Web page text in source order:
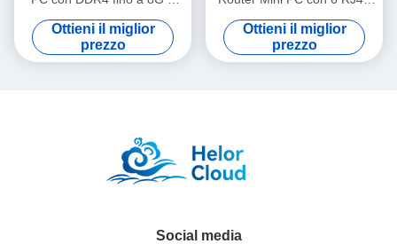
Intel Celeron 3865U
Processor
Ottieni il miglior
prezzo
i211AT Gigabit LAN e RAM
DDR4
Ottieni il miglior
prezzo
Social media